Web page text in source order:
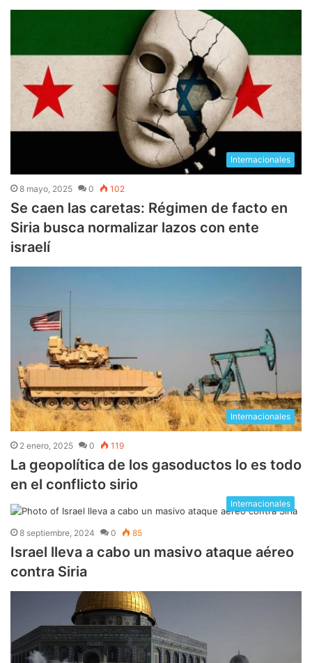
Internacionales
8 mayo, 2025 0 102
Se caen las caretas: Régimen de facto en
Siria busca normalizar lazos con ente
israelí
Internacionales
2 enero, 2025 0 119
La geopolítica de los gasoductos lo es todo
en el conflicto sirio
Internacionales
8 septiembre, 2024 0 85
Israel lleva a cabo un masivo ataque aéreo
contra Siria